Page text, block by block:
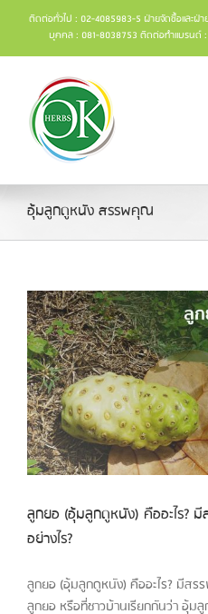
ติดต่อทั่วไป : 02-4085983-5 ฝ่ายจัดซื้อและ
บุคคล : 081-8038753 ติดต่อทำแบรนด์ :
อุ้มลูกดูหนัง สรรพคุณ
ลูกยอ (อุ้มลูกดูหนัง) คืออะไร
อย่างไร?
ลูกยอ (อุ้มลูกดูหนัง) คืออะไร? มีส
ลูกยอ หรือที่ชาวบ้านเรียกกันว่า อุ้ม